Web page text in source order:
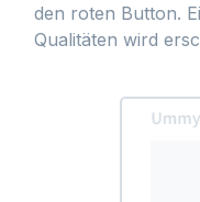
den roten Button.
Qualitäten wird